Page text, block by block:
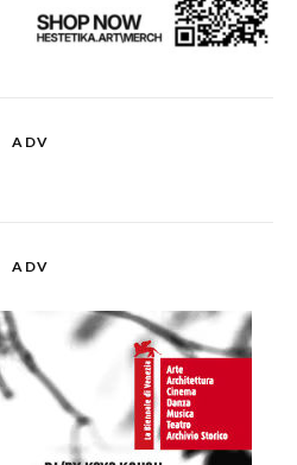
ADV
ADV